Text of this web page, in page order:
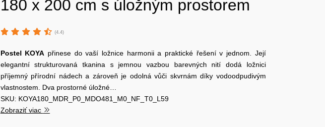
180 x 200 cm s úložným prostorem
(4.4)
Postel KOYA přinese do vaší ložnice harmonii a praktické řešení v jednom. Její
elegantní strukturovaná tkanina s jemnou vazbou barevných nití dodá ložnici
příjemný přírodní nádech a zároveň je odolná vůči skvrnám díky vodoodpudivým
vlastnostem. Dva prostorné úložné…
SKU: KOYA180_MDR_P0_MDO481_M0_NF_T0_L59
Zobraziť viac